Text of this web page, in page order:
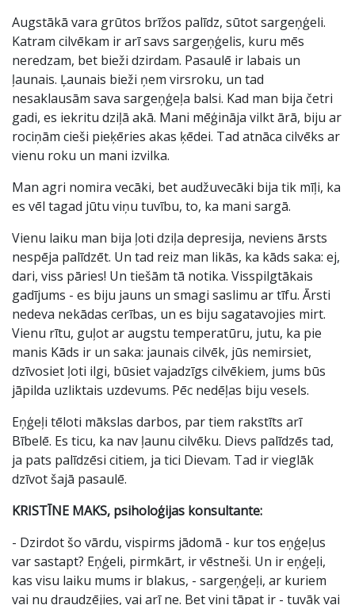
Augstākā vara grūtos brīžos palīdz, sūtot sargeņģeli.
Katram cilvēkam ir arī savs sargeņģelis, kuru mēs
neredzam, bet bieži dzirdam. Pasaulē ir labais un
ļaunais. Ļaunais bieži ņem virsroku, un tad
nesaklausām sava sargeņģeļa balsi. Kad man bija četri
gadi, es iekritu dziļā akā. Mani mēģināja vilkt ārā, biju ar
rociņām cieši pieķēries akas ķēdei. Tad atnāca cilvēks ar
vienu roku un mani izvilka.
Man agri nomira vecāki, bet audžuvecāki bija tik mīļi, ka
es vēl tagad jūtu viņu tuvību, to, ka mani sargā.
Vienu laiku man bija ļoti dziļa depresija, neviens ārsts
nespēja palīdzēt. Un tad reiz man likās, ka kāds saka: ej,
dari, viss pāries! Un tiešām tā notika. Visspilgtākais
gadījums - es biju jauns un smagi saslimu ar tīfu. Ārsti
nedeva nekādas cerības, un es biju sagatavojies mirt.
Vienu rītu, guļot ar augstu temperatūru, jutu, ka pie
manis Kāds ir un saka: jaunais cilvēk, jūs nemirsiet,
dzīvosiet ļoti ilgi, būsiet vajadzīgs cilvēkiem, jums būs
jāpilda uzliktais uzdevums. Pēc nedēļas biju vesels.
Eņģeļi tēloti mākslas darbos, par tiem rakstīts arī
Bībelē. Es ticu, ka nav ļaunu cilvēku. Dievs palīdzēs tad,
ja pats palīdzēsi citiem, ja tici Dievam. Tad ir vieglāk
dzīvot šajā pasaulē.
KRISTĪNE MAKS, psiholoģijas konsultante:
- Dzirdot šo vārdu, vispirms jādomā - kur tos eņģeļus
var sastapt? Eņģeli, pirmkārt, ir vēstneši. Un ir eņģeļi,
kas visu laiku mums ir blakus, - sargeņģeļi, ar kuriem
vai nu draudzējies, vai arī ne. Bet viņi tāpat ir - tuvāk vai